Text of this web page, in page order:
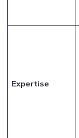
Expertise